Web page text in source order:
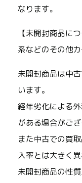
なります。
【未開封商品に
系などのその他カ
未開封商品は中
います。
経年劣化による
がある場合がござ
また中古での買
入率とは大きく
未開封商品の性